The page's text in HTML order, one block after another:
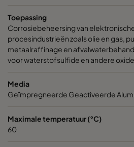
Toepassing
Corrosiebeheersing van
procesindustrieën zoals olie en gas,
metaalraffinage en
voor waterstofsulfide en andere
Media
Geïmpregneerde Geactiveerde
Maximale temperatuur (°C)
60